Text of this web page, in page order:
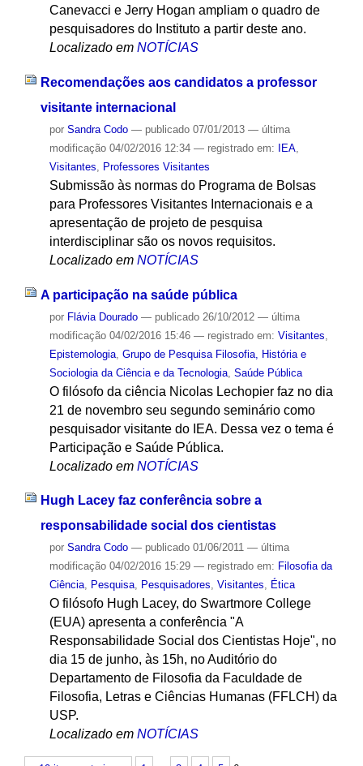
Canevacci e Jerry Hogan ampliam o quadro de
pesquisadores do Instituto a partir deste ano.
Localizado em NOTÍCIAS
Recomendações aos candidatos a professor
visitante internacional
por Sandra Codo — publicado07/01/2013 — última
modificação04/02/2016 12:34 — registrado em: IEA,
Visitantes, Professores Visitantes
Submissão às normas do Programa de Bolsas
para Professores Visitantes Internacionais e a
apresentação de projeto de pesquisa
interdisciplinar são os novos requisitos.
Localizado em NOTÍCIAS
A participação na saúde pública
por Flávia Dourado — publicado26/10/2012 — última
modificação04/02/2016 15:46 — registrado em: Visitantes
Epistemologia, Grupo de Pesquisa Filosofia, História e
Sociologia da Ciência e da Tecnologia, Saúde Pública
O filósofo da ciência Nicolas Lechopier faz no dia
21 de novembro seu segundo seminário como
pesquisador visitante do IEA. Dessa vez o tema é
Participação e Saúde Pública.
Localizado em NOTÍCIAS
Hugh Lacey faz conferência sobre a
responsabilidade social dos cientistas
por Sandra Codo — publicado01/06/2011 — última
modificação04/02/2016 15:29 — registrado em: Filosofia da
Ciência, Pesquisa, Pesquisadores, Visitantes, Ética
O filósofo Hugh Lacey, do Swartmore College
(EUA) apresenta a conferência "A
Responsabilidade Social dos Cientistas Hoje", no
dia 15 de junho, às 15h, no Auditório do
Departamento de Filosofia da Faculdade de
Filosofia, Letras e Ciências Humanas (FFLCH) da
USP.
Localizado em NOTÍCIAS